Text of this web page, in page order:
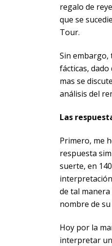
regalo de
que se
Tour.
Sin embargo,
fácticas,
mas se
análisis del
Las
Primero, me
respuesta
suerte, en
de tal
nombre de
Hoy por la
interpretar